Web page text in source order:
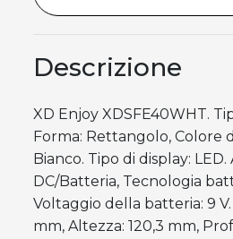
Descrizione
XD Enjoy XDSFE40WHT.
Forma: Rettangolo, Colore
Bianco. Tipo di display:
DC/Batteria, Tecnologia
Voltaggio della batteria: 9 V.
mm, Altezza: 120,3 mm,